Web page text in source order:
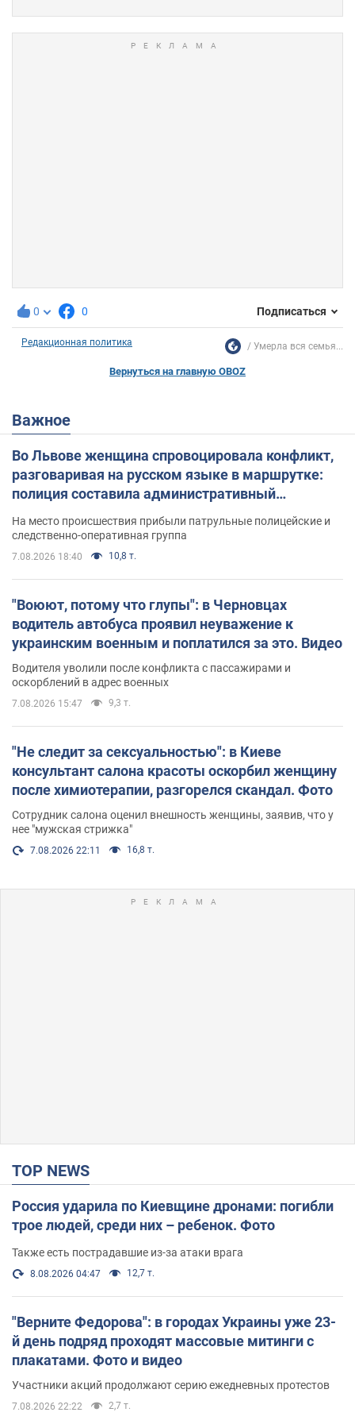
0 0 Подписаться
Редакционная политика Умерла вся семья...
Вернуться на главную OBOZ
Важное
Во Львове женщина спровоцировала конфликт,
разговаривая на русском языке в маршрутке:
полиция составила административный
На место происшествия прибыли патрульные полицейские и
следственно-оперативная группа
7.08.2026 18:40 10,8 т.
"Воюют, потому что глупы": в Черновцах
водитель автобуса проявил неуважение к
украинским военным и поплатился за это. Видео
Водителя уволили после конфликта с пассажирами и
оскорблений в адрес военных
7.08.2026 15:47 9,3 т.
"Не следит за сексуальностью": в Киеве
консультант салона красоты оскорбил женщину
после химиотерапии, разгорелся скандал. Фото
Сотрудник салона оценил внешность женщины, заявив, что у
нее "мужская стрижка"
7.08.2026 22:11 16,8 т.
TOP NEWS
Россия ударила по Киевщине дронами: погибли
трое людей, среди них – ребенок. Фото
Также есть пострадавшие из-за атаки врага
8.08.2026 04:47 12,7 т.
"Верните Федорова": в городах Украины уже 23-
й день подряд проходят массовые митинги с
плакатами. Фото и видео
Участники акций продолжают серию ежедневных протестов
7.08.2026 22:22 2,7 т.